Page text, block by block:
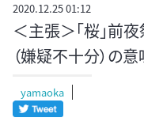
2020.12.25 01:12
＜主張＞「桜」前
（嫌疑不十分）の意
yamaoka